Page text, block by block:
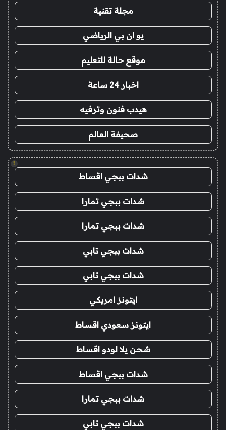
مجلة تقنية
يو ان بي الرياضي
موقع حالة للتعليم
اخبار 24 ساعة
هيدب فنون وترفيه
صحيفة العالم
!
شدات ببجي اقساط
شدات ببجي تمارا
شدات ببجي تمارا
شدات ببجي تابي
شدات ببجي تابي
ايتونز امريكي
ايتونز سعودي اقساط
شحن يلا لودو اقساط
شدات ببجي اقساط
شدات ببجي تمارا
شدات ببجي تابي